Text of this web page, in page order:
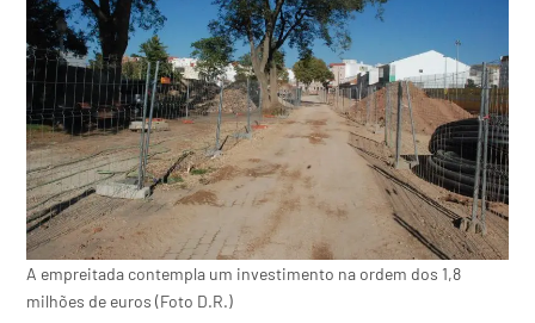
A empreitada contempla um investimento na ordem dos 1,8
milhões de euros (Foto D.R.)